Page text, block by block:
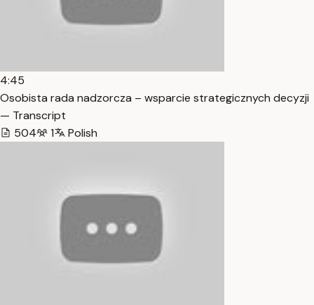
4:45
Osobista rada nadzorcza – wsparcie strategicznych decyzji
— Transcript
504
1 Polish